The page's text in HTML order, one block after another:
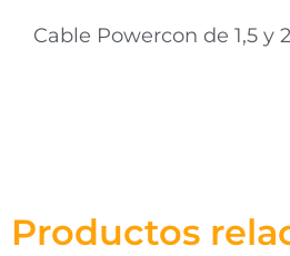
Cable Powercon de 1,5 y
Productos